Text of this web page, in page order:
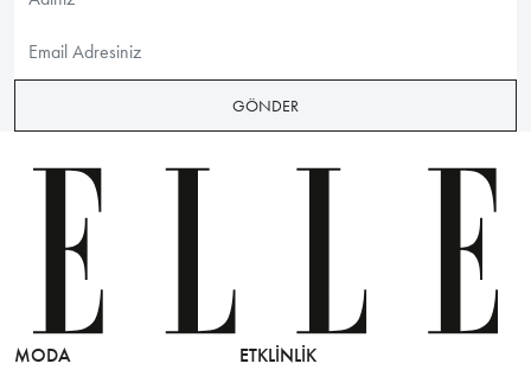
GÖNDER
MODA
ETKLINLIK